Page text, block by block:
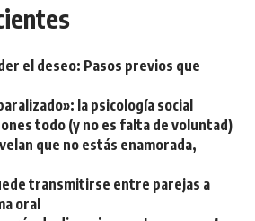
el deseo: Pasos previos que
la psicología social
todo (y no es falta de voluntad)
que no estás enamorada,
transmitirse entre parejas a
oral